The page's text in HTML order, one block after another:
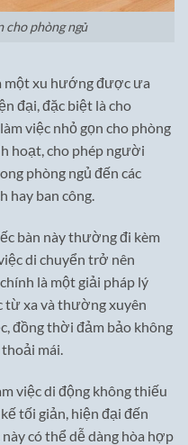
cho phòng ngủ
một xu hướng được ưa
đại, đặc biệt là cho
việc nhỏ gọn cho phòng
hoạt, cho phép người
phòng ngủ đến các
hay ban công.
bàn này thường đi kèm
di chuyển trở nên
là một giải pháp lý
xa và thường xuyên
đồng thời đảm bảo không
mái.
việc di động không thiếu
tối giản, hiện đại đến
có thể dễ dàng hòa hợp